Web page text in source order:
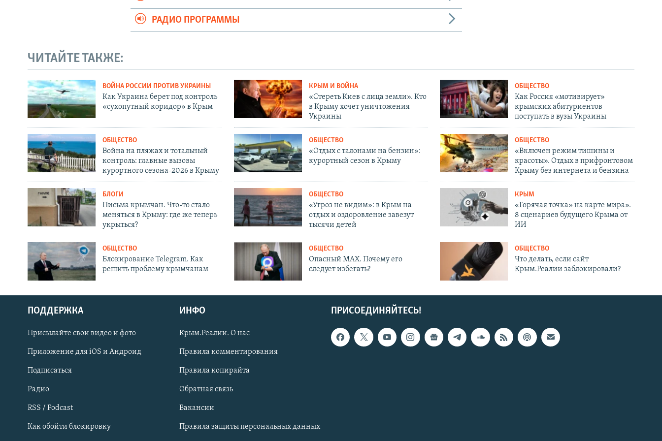
РАДИО ПРОГРАММЫ
ЧИТАЙТЕ ТАКЖЕ:
ВОЙНА РОССИИ ПРОТИВ УКРАИНЫ
Как Украина берет под контроль
«сухопутный коридор» в Крым
КРЫМ И ВОЙНА
«Стереть Киев с лица земли». Кто
в Крыму хочет уничтожения
Украины
ОБЩЕСТВО
Как Россия «мотивирует»
крымских абитуриентов
поступать в вузы Украины
ОБЩЕСТВО
Война на пляжах и тотальный
контроль: главные вызовы
курортного сезона-2026 в Крыму
ОБЩЕСТВО
«Отдых с талонами на бензин»:
курортный сезон в Крыму
ОБЩЕСТВО
«Включен режим тишины и
красоты». Отдых в прифронтовом
Крыму без интернета и бензина
БЛОГИ
Письма крымчан. Что-то стало
меняться в Крыму: где же теперь
укрыться?
ОБЩЕСТВО
«Угроз не видим»: в Крым на
отдых и оздоровление завезут
тысячи детей
КРЫМ
«Горячая точка» на карте мира».
8 сценариев будущего Крыма от
ИИ
ОБЩЕСТВО
Блокирование Telegram. Как
решить проблему крымчанам
ОБЩЕСТВО
Опасный MAX. Почему его
следует избегать?
ОБЩЕСТВО
Что делать, если сайт
Крым.Реалии заблокировали?
ПРИСОЕДИНЯЙТЕСЬ!
ПОДДЕРЖКА
Присылайте свои видео и фото
Приложение для iOS и Андроид
Подписаться
Радио
RSS / Podcast
Как обойти блокировку
ИНФО
Крым.Реалии. О нас
Правила комментирования
Правила копирайта
Обратная связь
Вакансии
Правила защиты персональных данных